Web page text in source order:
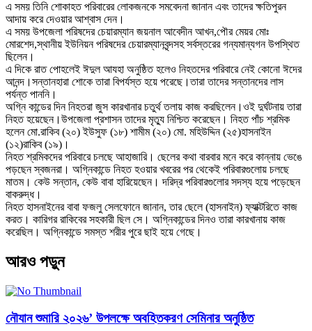
এ সময় তিনি শোকাহত পরিবারের লোকজনকে সমবেদনা জানান এবং তাদের ক্ষতিপুরন
আদায় করে দেওয়ার আশ্বাস দেন।
এ সময় উপজেলা পরিষদের চেয়ারম্যান জয়নাল আবেদীন আখন,পৌর মেয়র মোঃ
মোরশেদ,স্থানীয় ইউনিয়ন পরিষদের চেয়ারম্যানবৃন্দসহ সর্বস্তরের গন্যমান্যগন উপস্থিত
ছিলেন।
এ দিকে রাত পোহলেই ঈদুল আযহা অনুষ্ঠিত হলেও নিহতদের পরিবারে নেই কোনো ঈদের
আনন্দ।সন্তানহারা শোকে তারা বিপর্যস্ত হয়ে পরেছে।তারা তাদের সন্তানদের লাস
পর্যন্ত পাননি।
অগ্নি কান্ডের দিন নিহতরা জুস কারখানার চতুর্থ তলায় কাজ করছিলেন।ওই দুর্ঘটনায় তারা
নিহত হয়েছেন।উপজেলা প্রশাসন তাদের মৃত্যু নিশ্চিত করেছেন। নিহত পাঁচ শ্রমিক
হলেন মো.রাকিব (২০) ইউসুফ (১৮) শামীম (২০) মো. মহিউদ্দিন (২৫)হাসনাইন
(১২)রাকিব (১৯)।
নিহত শ্রমিকদের পরিবারে চলছে আহাজারি। ছেলের কথা বারবার মনে করে কান্নায় ভেঙে
পড়ছেন স্বজনরা। অগ্নিকান্ডে নিহত হওয়ার খবরের পর থেকেই পরিবারগুলোয় চলছে
মাতম। কেউ সন্তান, কেউ বাবা হারিয়েছেন। দরিদ্র পরিবারগুলোর সদস্য হয়ে পড়েছেন
বাকরুদ্ধ।
নিহত হাসনাইনের বাবা ফজলু সেলফোনে জানান, তার ছেলে (হাসনাইন) ফ্যাক্টরিতে কাজ
করত। কারিগর রাকিবের সহকারী ছিল সে। অগ্নিকান্ডের দিনও তারা কারখানায় কাজ
করেছিল। অগ্নিকান্ডে সমস্ত শরীর পুরে ছাই হয়ে গেছে।
আরও পড়ুন
নৌযান শুমারি ২০২৬’ উপলক্ষে অবহিতকরণ সেমিনার অনুষ্ঠিত